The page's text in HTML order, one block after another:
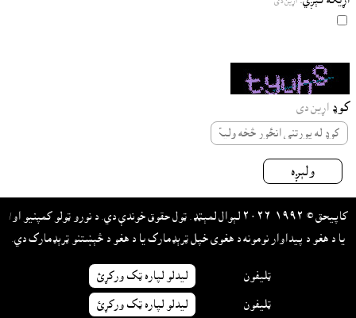
کوډ اړين دى
ولېږه
کاپيحق © ١٩٩٢-٢٠٢٦ لېوال لمېټډ. ټول حقوق خوندې دي. د نورو ټولو کمپنيو او/
يا د هغو د پيداوار نومونه د هغوى خپل ټرېډمارک يا د هغو د څېښتنو ټرېډمارک دي.
ټليفون ليدلو لپاره ټک ورکړئ
ټليفون ليدلو لپاره ټک ورکړئ